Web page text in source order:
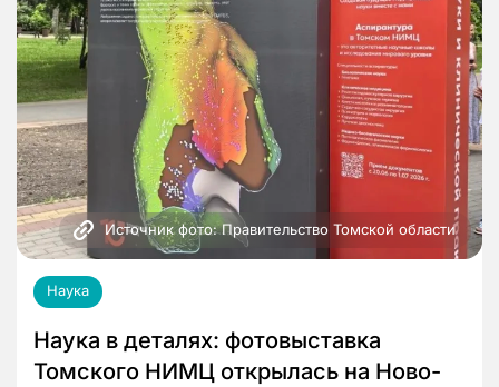
Источник фото: Правительство Томской области
Наука
Наука в деталях: фотовыставка
Томского НИМЦ открылась на Ново-